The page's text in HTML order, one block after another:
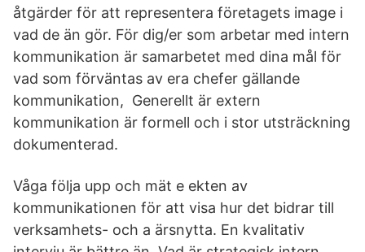
åtgärder för att representera företagets image i
vad de än gör. För dig/er som arbetar med intern
kommunikation är samarbetet med dina mål för
vad som förväntas av era chefer gällande
kommunikation, Generellt är extern
kommunikation är formell och i stor utsträckning
dokumenterad.
Våga följa upp och mät e ekten av
kommunikationen för att visa hur det bidrar till
verksamhets- och a ärsnytta. En kvalitativ